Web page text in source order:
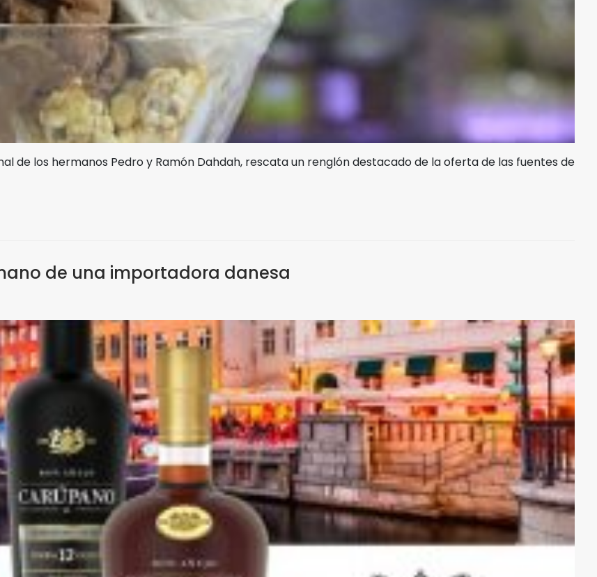
de los hermanos Pedro y Ramón Dahdah, rescata un renglón destacado de la oferta de las fuentes de
de una importadora danesa